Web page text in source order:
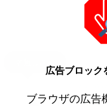
クワッス
るのｗｗ
広告ブロック
ブラウザの広告